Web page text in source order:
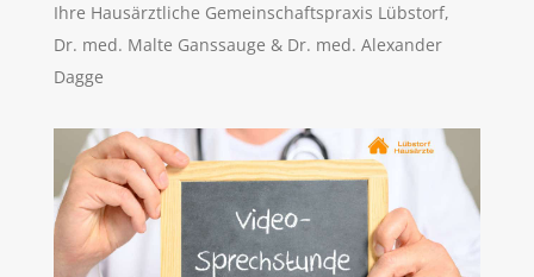
Ihre Hausärztliche Gemeinschaftspraxis Lübstorf,
Dr. med. Malte Ganssauge & Dr. med. Alexander
Dagge